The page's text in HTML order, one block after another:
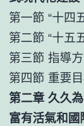
第一節 “十四
第二節 “十五
第三節 指導
第四節 重要
第二章 久久
富有活氣和